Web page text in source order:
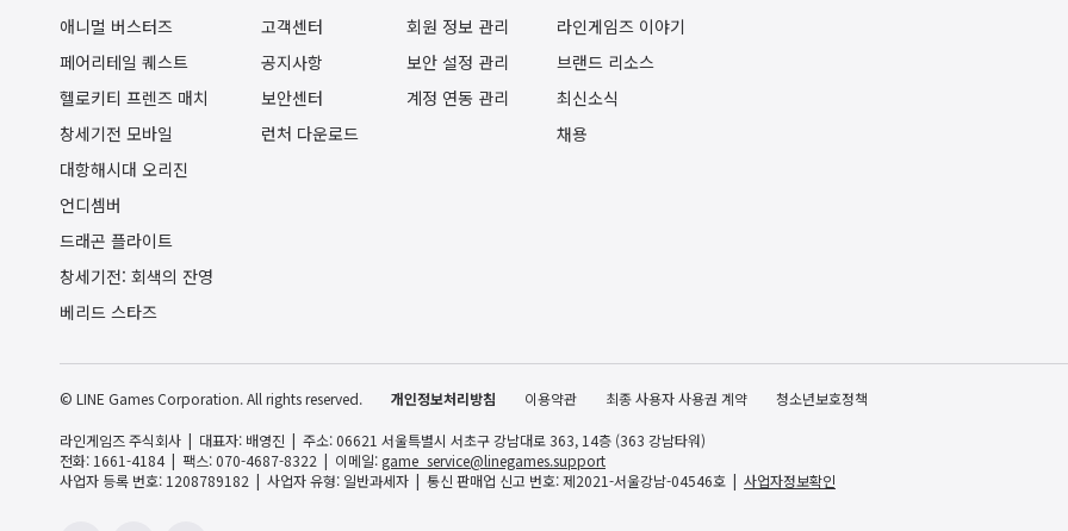
애니멀 버스터즈
페어리테일 퀘스트
헬로키티 프렌즈 매치
창세기전 모바일
대항해시대 오리진
언디셈버
드래곤 플라이트
창세기전: 회색의 잔영
베리드 스타즈
고객센터
공지사항
보안센터
런처 다운로드
회원 정보 관리
보안 설정 관리
계정 연동 관리
라인게임즈 이야기
브랜드 리소스
최신소식
채용
© LINE Games Corporation. All rights reserved. 개인정보처리방침 이용약관 최종 사용자 사용권 계약 청소년보호정책
라인게임즈 주식회사 대표자: 배영진
주소: 06621 서울특별시 서초구 강남대로 363, 14층 (363 강남타워)
전화: 1661-4184
팩스: 070-4687-8322 이메일: game_service@linegames.support
사업자 등록 번호: 1208789182
사업자 유형: 일반과세자 통신 판매업 신고 번호: 제2021-서울강남-04546호 사업자정보확인